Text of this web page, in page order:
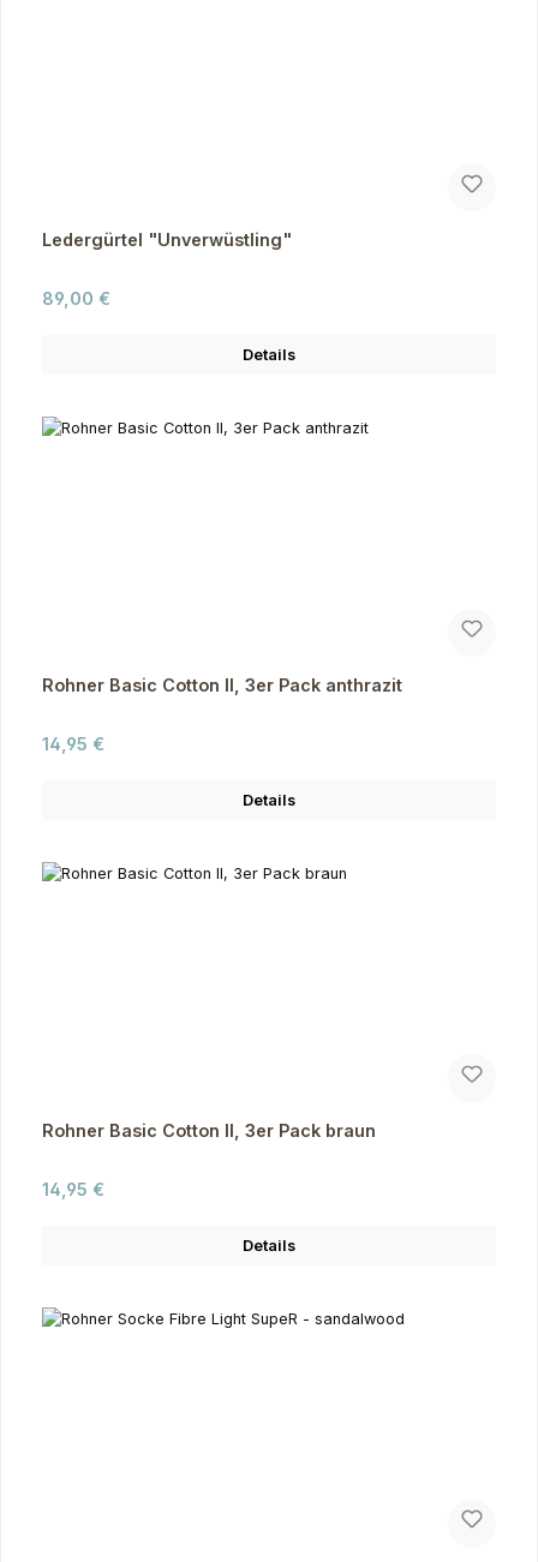
Ledergürtel "Unverwüstling"
Regulärer Preis:
89,00 €
Details
Rohner Basic Cotton II, 3er Pack anthrazit
Regulärer Preis:
14,95 €
Details
Rohner Basic Cotton II, 3er Pack braun
Regulärer Preis:
14,95 €
Details